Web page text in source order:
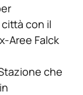
con il
Aree Falck
che